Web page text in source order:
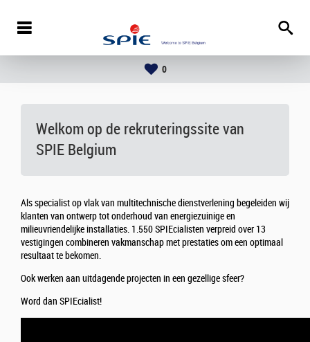
0
Welkom op de rekruteringssite van
SPIE Belgium
Als specialist op vlak van multitechnische dienstverlening begeleiden wij
klanten van ontwerp tot onderhoud van energiezuinige en
milieuvriendelijke installaties. 1.550 SPIEcialisten verpreid over 13
vestigingen combineren vakmanschap met prestaties om een optimaal
resultaat te bekomen.
Ook werken aan uitdagende projecten in een gezellige sfeer?
Word dan SPIEcialist!